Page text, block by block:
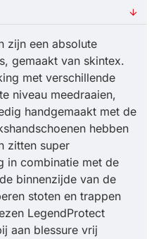
zijn een absolute
gemaakt van skintex.
met verschillende
niveau meedraaien,
handgemaakt met de
hebben
zitten super
in combinatie met de
binnenzijde van de
stoten en trappen
LegendProtect
aan blessure vrij